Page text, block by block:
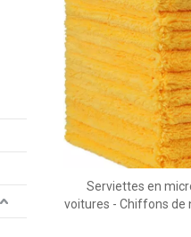
Serviettes en
voitures - Chiffons